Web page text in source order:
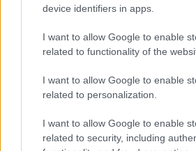
device identifiers in apps.
I want to allow Google to enable
related to functionality of the
I want to allow Google to enable
related to personalization.
I want to allow Google to enable
related to security, including
Gellérfi Gergő
Lewis Hamilton régi